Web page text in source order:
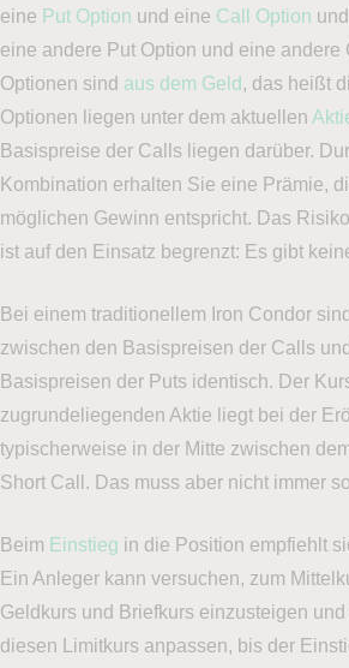
eine Put Option und eine Call Option
eine andere Put Option und eine andere
Optionen sind aus dem Geld, das heißt
Optionen liegen unter dem aktuellen
Basispreise der Calls liegen darüber.
Kombination erhalten Sie eine Prämie,
möglichen Gewinn entspricht. Das
ist auf den Einsatz begrenzt: Es gibt
Bei einem traditionellem Iron Condor
zwischen den Basispreisen der Calls
Basispreisen der Puts identisch. Der
zugrundeliegenden Aktie liegt bei der
typischerweise in der Mitte zwischen
Short Call. Das muss aber nicht immer
Beim Einstieg in die Position empfiehlt
Ein Anleger kann versuchen, zum
Geldkurs und Briefkurs einzusteigen
diesen Limitkurs anpassen, bis der